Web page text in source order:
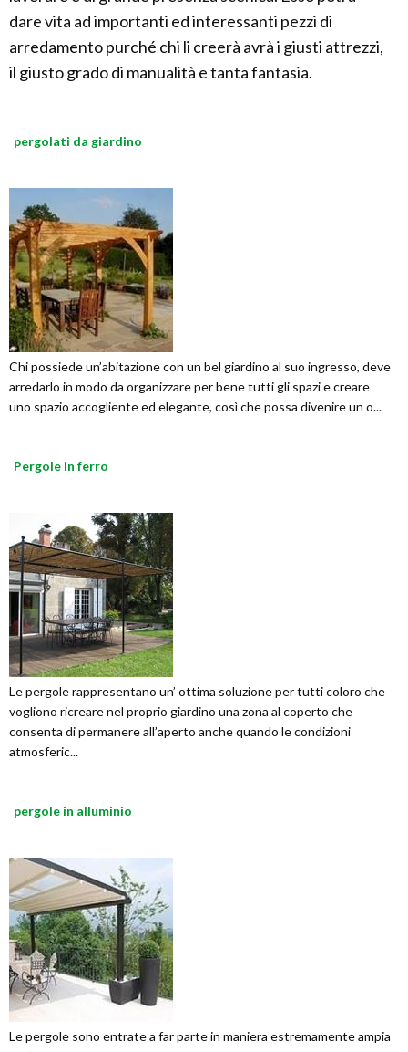
dare vita ad importanti ed interessanti pezzi di
arredamento purché chi li creerà avrà i giusti attrezzi,
il giusto grado di manualità e tanta fantasia.
pergolati da giardino
Chi possiede un’abitazione con un bel giardino al suo ingresso, deve
arredarlo in modo da organizzare per bene tutti gli spazi e creare
uno spazio accogliente ed elegante, così che possa divenire un o...
Pergole in ferro
Le pergole rappresentano un’ ottima soluzione per tutti coloro che
vogliono ricreare nel proprio giardino una zona al coperto che
consenta di permanere all’aperto anche quando le condizioni
atmosferic...
pergole in alluminio
Le pergole sono entrate a far parte in maniera estremamente ampia